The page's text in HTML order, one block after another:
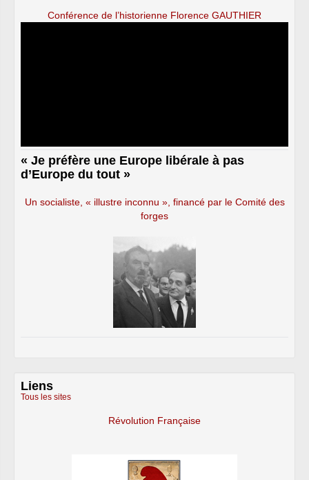
Conférence de l’historienne Florence GAUTHIER
« Je préfère une Europe libérale à pas
d’Europe du tout »
Un socialiste, « illustre inconnu », financé par le Comité des
forges
Liens
Tous les sites
Révolution Française